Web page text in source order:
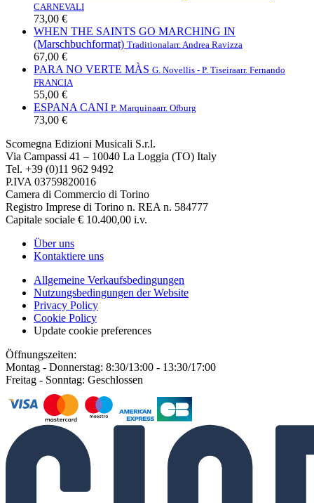
CARNEVALI
73,00 €
WHEN THE SAINTS GO MARCHING IN
(Marschbuchformat) Traditionalarr. Andrea Ravizza
67,00 €
PARA NO VERTE MÀS G. Novellis - P. Tiseiraarr. Fernando
FRANCIA
55,00 €
ESPANA CANI P. Marquinaarr. Ofburg
73,00 €
Scomegna Edizioni Musicali S.r.l.
Via Campassi 41 – 10040 La Loggia (TO) Italy
Tel. +39 (0)11 962 9492
P.IVA 03759820016
Camera di Commercio di Torino
Registro Imprese di Torino n. REA n. 584777
Capitale sociale € 10.400,00 i.v.
Über uns
Kontaktiere uns
Allgemeine Verkaufsbedingungen
Nutzungsbedingungen der Website
Privacy Policy
Cookie Policy
Update cookie preferences
Öffnungszeiten:
Montag - Donnerstag: 8:30/13:00 - 13:30/17:00
Freitag - Sonntag: Geschlossen